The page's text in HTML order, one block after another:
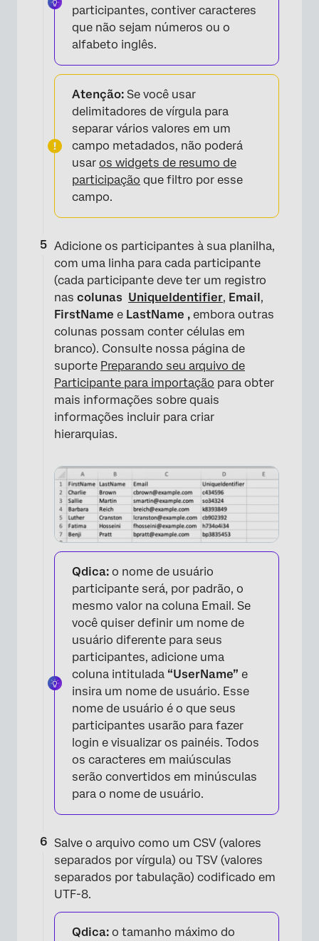
×
participantes, contiver caracteres
que não sejam números ou o
alfabeto inglês.
Atenção: Se você usar
delimitadores de vírgula para
separar vários valores em um
campo metadados, não poderá
usar os widgets de resumo de
participação que filtro por esse
campo.
Adicione os participantes à sua planilha,
com uma linha para cada participante
(cada participante deve ter um registro
nas colunas UniqueIdentifier, Email,
FirstName e LastName , embora outras
colunas possam conter células em
branco). Consulte nossa página de
suporte Preparando seu arquivo de
Participante para importação para obter
mais informações sobre quais
informações incluir para criar
hierarquias.
Qdica: o nome de usuário
participante será, por padrão, o
mesmo valor na coluna Email. Se
você quiser definir um nome de
usuário diferente para seus
participantes, adicione uma
coluna intitulada “UserName” e
insira um nome de usuário. Esse
nome de usuário é o que seus
participantes usarão para fazer
login e visualizar os painéis. Todos
os caracteres em maiúsculas
serão convertidos em minúsculas
para o nome de usuário.
Salve o arquivo como um CSV (valores
separados por vírgula) ou TSV (valores
separados por tabulação) codificado em
UTF-8.
Qdica: o tamanho máximo do